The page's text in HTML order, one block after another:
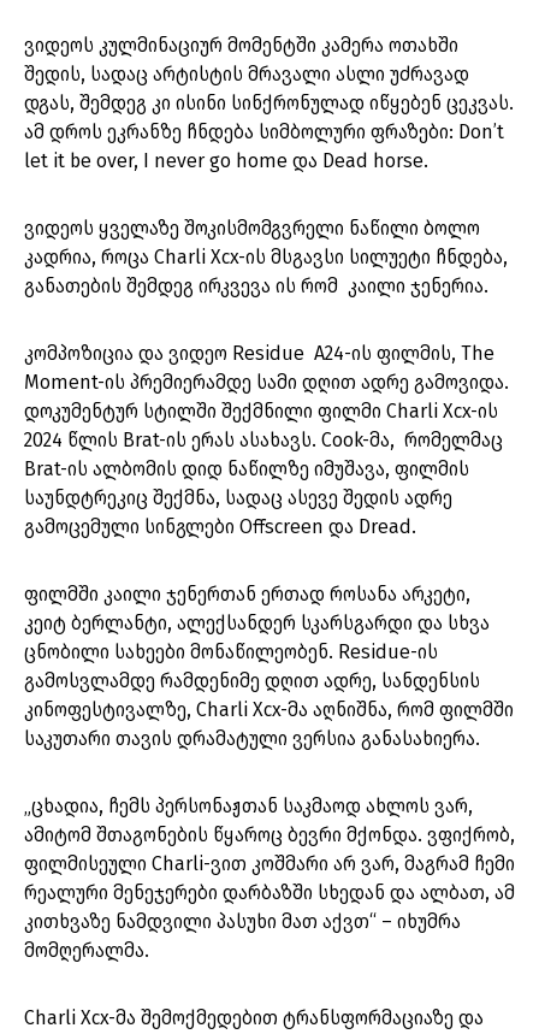
ვიდეოს კულმინაციურ მომენტში კამერა ოთახში
შედის, სადაც არტისტის მრავალი ასლი უძრავად
დგას, შემდეგ კი ისინი სინქრონულად იწყებენ ცეკვას.
ამ დროს ეკრანზე ჩნდება სიმბოლური ფრაზები: Don’t
let it be over, I never go home და Dead horse.
ვიდეოს ყველაზე შოკისმომგვრელი ნაწილი ბოლო
კადრია, როცა Charli Xcx-ის მსგავსი სილუეტი ჩნდება,
განათების შემდეგ ირკვევა ის რომ კაილი ჯენერია.
კომპოზიცია და ვიდეო Residue A24-ის ფილმის, The
Moment-ის პრემიერამდე სამი დღით ადრე გამოვიდა.
დოკუმენტურ სტილში შექმნილი ფილმი Charli Xcx-ის
2024 წლის Brat-ის ერას ასახავს. Cook-მა, რომელმაც
Brat-ის ალბომის დიდ ნაწილზე იმუშავა, ფილმის
საუნდტრეკიც შექმნა, სადაც ასევე შედის ადრე
გამოცემული სინგლები Offscreen და Dread.
ფილმში კაილი ჯენერთან ერთად როსანა არკეტი,
კეიტ ბერლანტი, ალექსანდერ სკარსგარდი და სხვა
ცნობილი სახეები მონაწილეობენ. Residue-ის
გამოსვლამდე რამდენიმე დღით ადრე, სანდენსის
კინოფესტივალზე, Charli Xcx-მა აღნიშნა, რომ ფილმში
საკუთარი თავის დრამატული ვერსია განასახიერა.
„ცხადია, ჩემს პერსონაჟთან საკმაოდ ახლოს ვარ,
ამიტომ შთაგონების წყაროც ბევრი მქონდა. ვფიქრობ,
ფილმისეული Charli-ვით კოშმარი არ ვარ, მაგრამ ჩემი
რეალური მენეჯერები დარბაზში სხედან და ალბათ, ამ
კითხვაზე ნამდვილი პასუხი მათ აქვთ“ – იხუმრა
მომღერალმა.
Charli Xcx-მა შემოქმედებით ტრანსფორმაციაზე და